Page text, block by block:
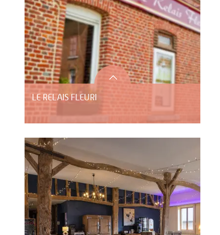
LE RELAIS FLEURI